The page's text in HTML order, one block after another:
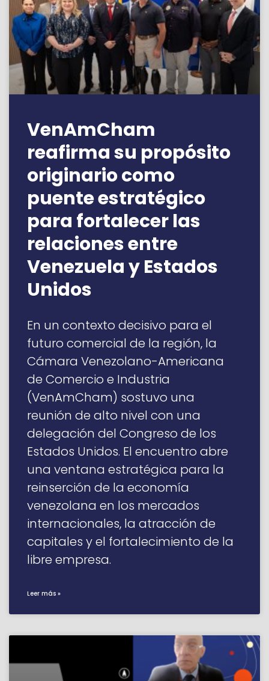
VenAmCham
reafirma su propósito
originario como
puente estratégico
para fortalecer las
relaciones entre
Venezuela y Estados
Unidos
En un contexto decisivo para el
futuro comercial de la región, la
Cámara Venezolano-Americana
de Comercio e Industria
(VenAmCham) sostuvo una
reunión de alto nivel con una
delegación del Congreso de los
Estados Unidos. El encuentro abre
una ventana estratégica para la
reinserción de la economía
venezolana en los mercados
internacionales, la atracción de
capitales y el fortalecimiento de la
libre empresa.
Leer más »